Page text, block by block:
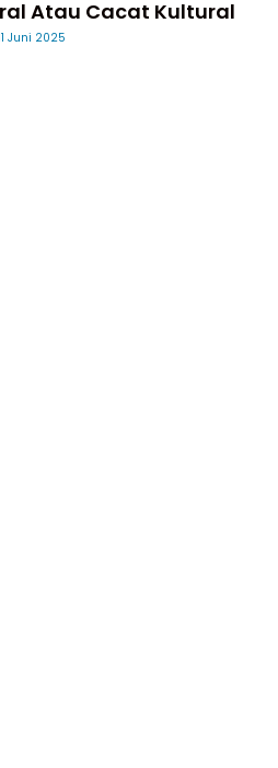
Atau Cacat Kultural
Juni 2025